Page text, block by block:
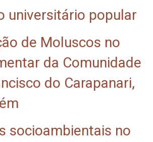
universitário popular
de Moluscos no
da Comunidade
do Carapanari,
socioambientais no